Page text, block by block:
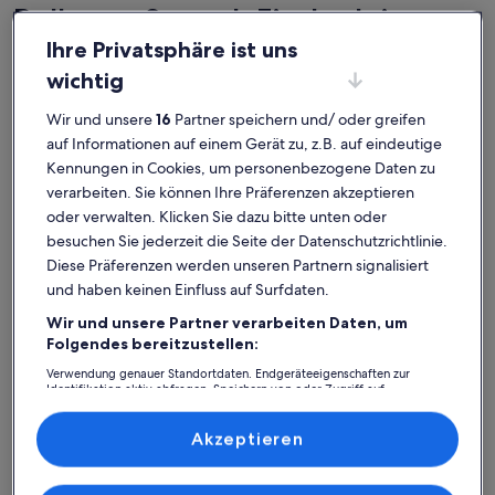
Bellevue Strand: Finde deine
perfekte Unterkunft
Weitere Infos zu Folk Copenhagen
Folk Copenhagen
Platz für 2 Gäste · 1 Schlafzimmer
9,0 von 10
Wunderbar
wunderbar
4 Bewertungen
Weitere Infos zu Folk Copenhagen
Weitere
Bob
Platz für
9,2 von
Ihre Privatsphäre ist uns
wichtig
Wir und unsere16 Partner speichern und/ oder greifen
auf Informationen auf einem Gerät zu, z.B. auf eindeutige
Kennungen in Cookies, um personenbezogene Daten zu
verarbeiten. Sie können Ihre Präferenzen akzeptieren
oder verwalten. Klicken Sie dazu bitte unten oder
besuchen Sie jederzeit die Seite der Datenschutzrichtlinie.
Diese Präferenzen werden unseren Partnern signalisiert
und haben keinen Einfluss auf Surfdaten.
Wir und unsere Partner verarbeiten Daten, um
Folgendes bereitzustellen:
Verwendung genauer Standortdaten. Endgeräteeigenschaften zur
Identifikation aktiv abfragen. Speichern von oder Zugriff auf
Inhalte, Messung von Werbeleistung und der Performance von Inhalten,
Zielgruppenforschung sowie Entwicklung und Verbesserung von
Liste der Partner (Lieferanten)
Akzeptieren